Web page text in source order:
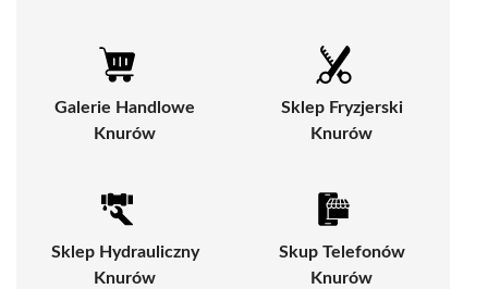
Galerie Handlowe
Knurów
Sklep Fryzjerski
Knurów
Sklep Hydrauliczny
Knurów
Skup Telefonów
Knurów